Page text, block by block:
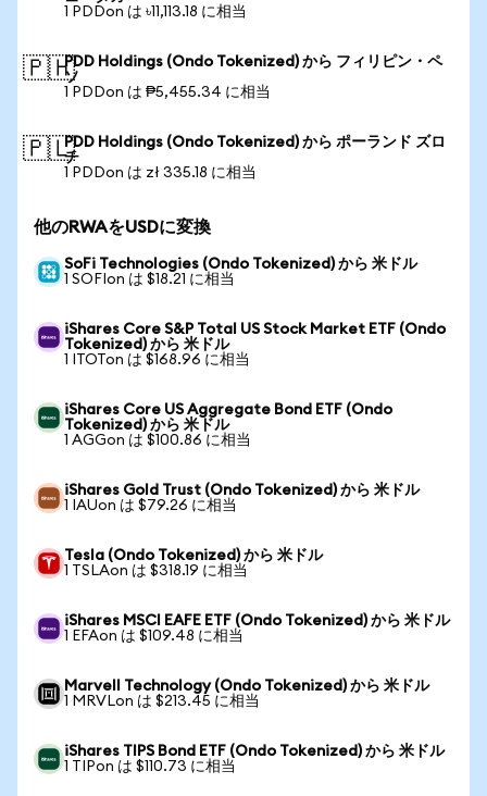
1 PDDon は ৳11,113.18 に相当
🇵🇭PDD Holdings (Ondo Tokenized) から フィリピン・ペ
ソ
1 PDDon は ₱5,455.34 に相当
🇵🇱PDD Holdings (Ondo Tokenized) から ポーランド ズロ
チ
1 PDDon は zł 335.18 に相当
他のRWAをUSDに変換
SoFi Technologies (Ondo Tokenized) から 米ドル
1 SOFIon は $18.21 に相当
iShares Core S&P Total US Stock Market ETF (Ondo
Tokenized) から 米ドル
1 ITOTon は $168.96 に相当
iShares Core US Aggregate Bond ETF (Ondo
Tokenized) から 米ドル
1 AGGon は $100.86 に相当
iShares Gold Trust (Ondo Tokenized) から 米ドル
1 IAUon は $79.26 に相当
Tesla (Ondo Tokenized) から 米ドル
1 TSLAon は $318.19 に相当
iShares MSCI EAFE ETF (Ondo Tokenized) から 米ドル
1 EFAon は $109.48 に相当
Marvell Technology (Ondo Tokenized) から 米ドル
1 MRVLon は $213.45 に相当
iShares TIPS Bond ETF (Ondo Tokenized) から 米ドル
1 TIPon は $110.73 に相当